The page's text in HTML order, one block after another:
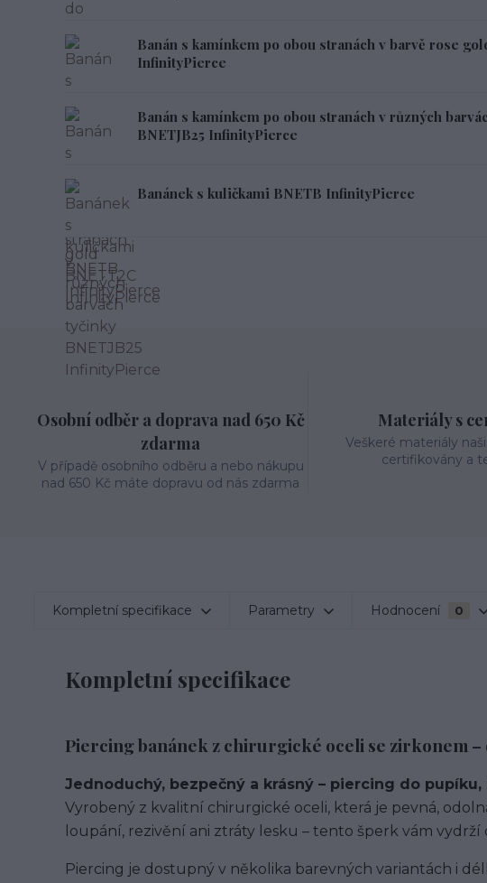
Banán s kamínkem po obou stranách v barvě rose
InfinityPierce
Banán s kamínkem po obou stranách v různých
BNETJB25 InfinityPierce
Banánek s kuličkami BNETB InfinityPierce
Osobní odběr a doprava nad 650 Kč
zdarma
V případě osobního odběru a nebo nákupu
nad 650 Kč máte dopravu od nás zdarma
Materiály s
Veškeré materiály
certifikovány a
Kompletní specifikace Parametry Hodnocení 0
Kompletní specifikace
Piercing banánek z chirurgické oceli se zirkonem
Jednoduchý, bezpečný a krásný – piercing do
Vyrobený z kvalitní chirurgické oceli, která je pevná,
loupání, rezivění ani ztráty lesku – tento šperk vám vydrží
Piercing je dostupný v několika barevných variantách i